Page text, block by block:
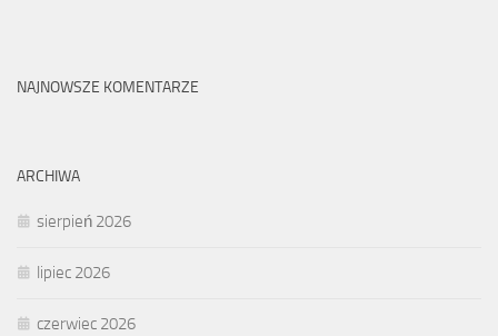
NAJNOWSZE KOMENTARZE
ARCHIWA
sierpień 2026
lipiec 2026
czerwiec 2026